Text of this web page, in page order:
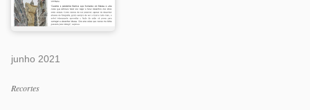
junho 2021
Categorias
Recortes